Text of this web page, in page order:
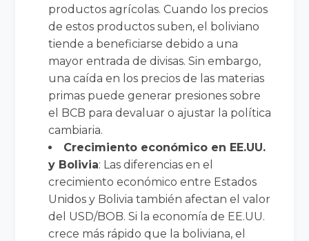
productos agrícolas. Cuando los precios
de estos productos suben, el boliviano
tiende a beneficiarse debido a una
mayor entrada de divisas. Sin embargo,
una caída en los precios de las materias
primas puede generar presiones sobre
el BCB para devaluar o ajustar la política
cambiaria.
Crecimiento económico en EE.UU.
y Bolivia: Las diferencias en el
crecimiento económico entre Estados
Unidos y Bolivia también afectan el valor
del USD/BOB. Si la economía de EE.UU.
crece más rápido que la boliviana, el